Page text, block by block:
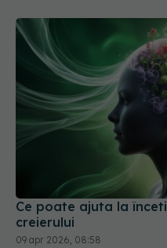
Ce poate ajuta la
creierului
09 apr 2026, 08:58